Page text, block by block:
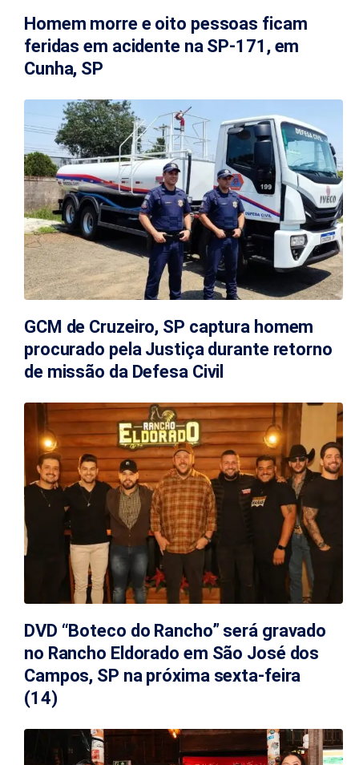
Homem morre e oito pessoas ficam
feridas em acidente na SP-171, em
Cunha, SP
GCM de Cruzeiro, SP captura homem
procurado pela Justiça durante retorno
de missão da Defesa Civil
DVD “Boteco do Rancho” será gravado
no Rancho Eldorado em São José dos
Campos, SP na próxima sexta-feira
(14)